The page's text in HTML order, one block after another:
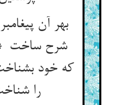
بهر آن
شرح ساخت
که خود
را شناخت